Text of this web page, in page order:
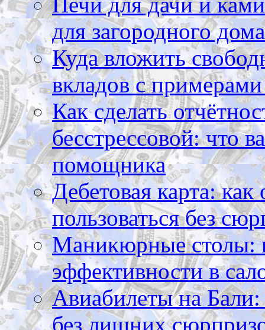
для загородного дома
Куда вложить
вкладов с
Как сделать
бесстрессовой: что
помощника
Дебетовая карта:
пользоваться без
Маникюрные столы:
эффективности в
Авиабилеты на Бали:
без лишних